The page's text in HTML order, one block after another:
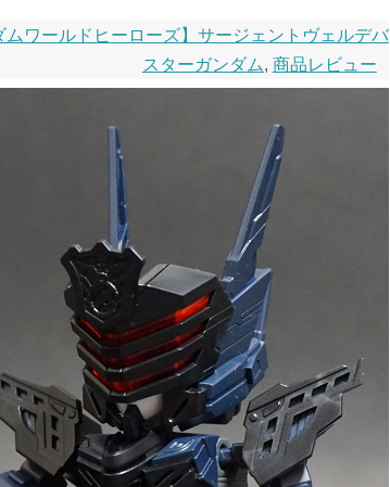
ムワールドヒーローズ】サージェントヴェルデバ
スターガンダム, 商品レビュー